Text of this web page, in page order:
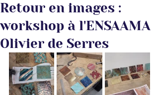
Retour en images :
workshop à l'ENSAAMA
Olivier de Serres